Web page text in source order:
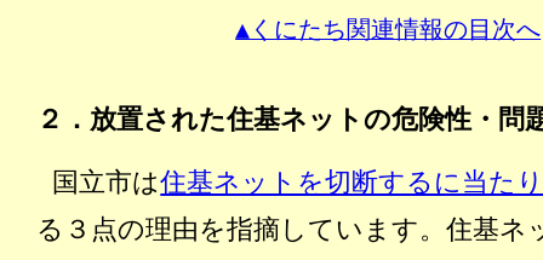
▲くにたち関連情報の目次へ
２．放置された住基ネットの危険性・問
国立市は住基ネットを切断するに当た
る３点の理由を指摘しています。住基ネ